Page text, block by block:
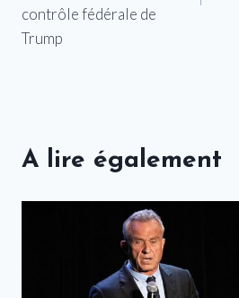
contrôle fédérale de
Trump
A lire également